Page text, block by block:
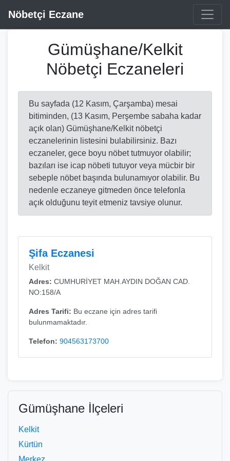
Nöbetçi Eczane
Gümüşhane/Kelkit
Nöbetçi Eczaneleri
Bu sayfada (12 Kasım, Çarşamba) mesai
bitiminden, (13 Kasım, Perşembe sabaha kadar
açık olan) Gümüşhane/Kelkit nöbetçi
eczanelerinin listesini bulabilirsiniz. Bazı
eczaneler, gece boyu nöbet tutmuyor olabilir;
bazıları ise icap nöbeti tutuyor veya mücbir bir
sebeple nöbet başında bulunamıyor olabilir. Bu
nedenle eczaneye gitmeden önce telefonla
açık olduğunu teyit etmeniz tavsiye olunur.
Şifa Eczanesi
Kelkit
Adres: CUMHURİYET MAH.AYDIN DOĞAN CAD.
NO:158/A
Adres Tarifi: Bu eczane için adres tarifi
bulunmamaktadır.
Telefon: 904563173700
Gümüşhane İlçeleri
Kelkit
Kürtün
Merkez